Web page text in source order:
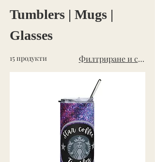
Tumblers | Mugs |
Glasses
15 продукти Филтриране и